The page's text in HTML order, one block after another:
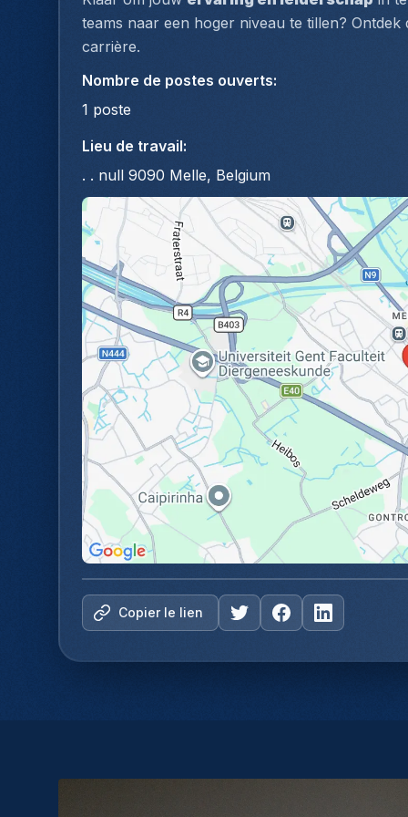
teams naar een hoger niveau te tillen?
carrière.
Nombre de postes ouverts:
1 poste
Lieu de travail:
. . null 9090 Melle, Belgium
Copier le lien